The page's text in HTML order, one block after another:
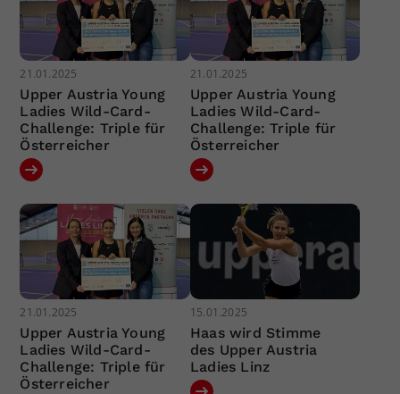
21.01.2025
Upper Austria Young
Ladies Wild-Card-
Challenge: Triple für
Österreicher
21.01.2025
Upper Austria Young
Ladies Wild-Card-
Challenge: Triple für
Österreicher
21.01.2025
Upper Austria Young
Ladies Wild-Card-
Challenge: Triple für
Österreicher
15.01.2025
Haas wird Stimme
des Upper Austria
Ladies Linz